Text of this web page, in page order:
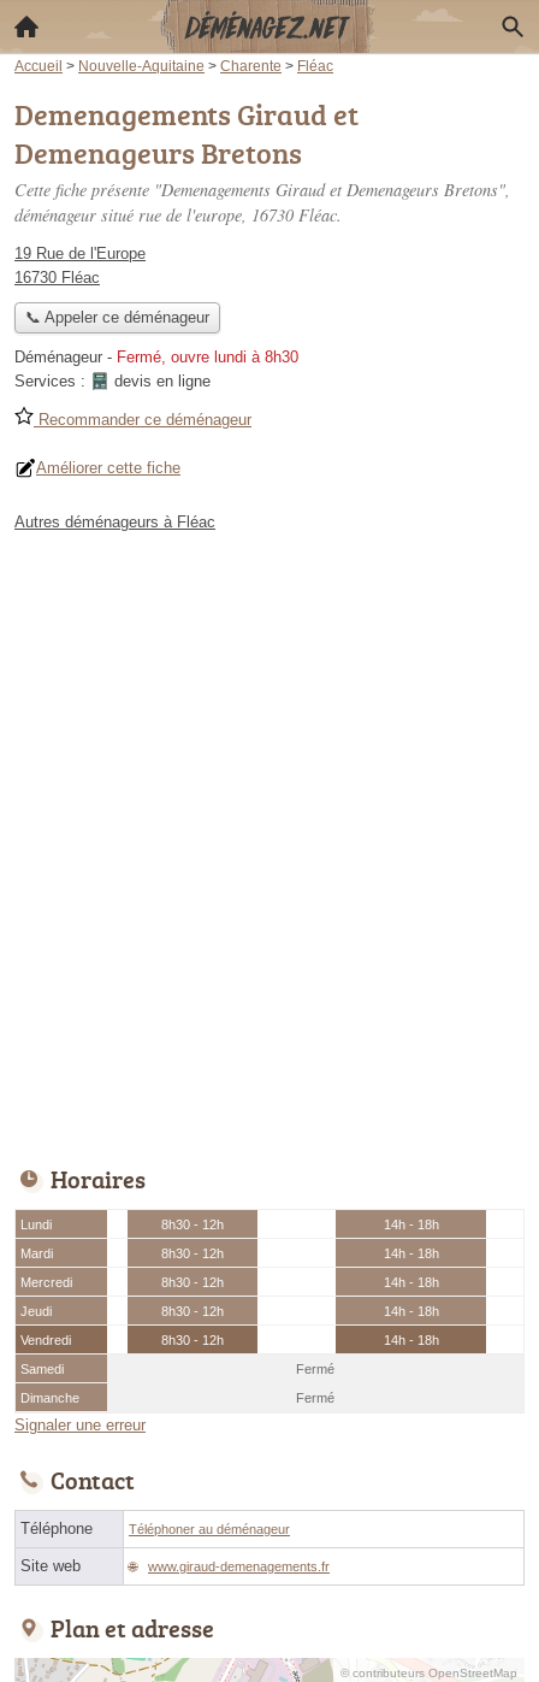
Accueil > Nouvelle-Aquitaine > Charente > Fléac
Demenagements Giraud et
Demenageurs Bretons
Cette fiche présente "Demenagements Giraud et Demenageurs Bretons",
déménageur situé rue de l'europe, 16730 Fléac.
19 Rue de l'Europe
16730 Fléac
📞 Appeler ce déménageur
Déménageur - Fermé, ouvre lundi à 8h30
Services :
devis en ligne
Recommander ce déménageur
Améliorer cette fiche
Autres déménageurs à Fléac
Horaires
Lundi 8h30 - 12h
14h - 18h
Mardi
8h30 - 12h
14h - 18h
Mercredi
8h30 - 12h
14h - 18h
Jeudi
8h30 - 12h
14h - 18h
Vendredi
8h30 - 12h
14h - 18h
Samedi
Fermé
Dimanche
Fermé
Signaler une erreur
Contact
Téléphone Téléphoner au déménageur
Site web www.giraud-demenagements.fr
Plan et adresse
© contributeurs OpenStreetMap